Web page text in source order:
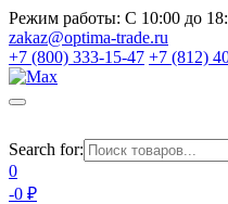
Режим работы: С 10:00 до
zakaz@optima-trade.ru
+7 (800) 333-15-47 +7 (812)
Search for:
0
-0 ₽